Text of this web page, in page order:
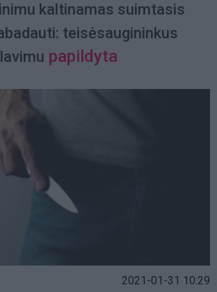
kaltinamas suimtasis
teisėsaugininkus
papildyta
2021-01-31 10:29